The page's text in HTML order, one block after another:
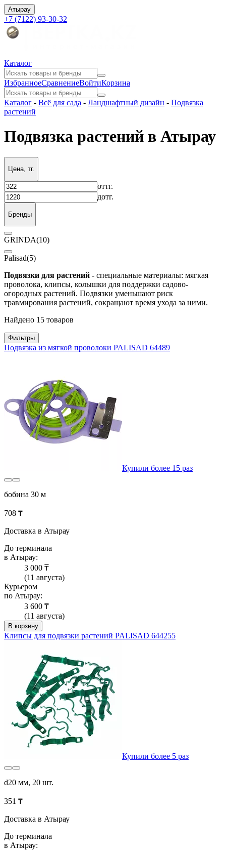
Атырау
+7 (7122) 93-30-32
Каталог
ИзбранноеСравнениеВойтиКорзина
Каталог - Всё для сада - Ландшафтный дизайн - Подвязка
растений
Подвязка растений в Атырау
Цена, тг.
оттг.
дотг.
Бренды
GRINDA(10)
Palisad(5)
Подвязки для растений - специальные материалы: мягкая
проволока, клипсы, колышки для поддержки садово-
огородных растений. Подвязки уменьшают риск
травмирования растений, сокращают время ухода за ними.
Найдено 15 товаров
Фильтры
Подвязка из мягкой проволоки PALISAD 64489
Купили более 15 раз
бобина 30 м
708 ₸
Доставка в Атырау
До терминала
в Атырау:
3 000 ₸
(11 августа)
Курьером
по Атырау:
3 600 ₸
(11 августа)
В корзину
Клипсы для подвязки растений PALISAD 644255
Купили более 5 раз
d20 мм, 20 шт.
351 ₸
Доставка в Атырау
До терминала
в Атырау: